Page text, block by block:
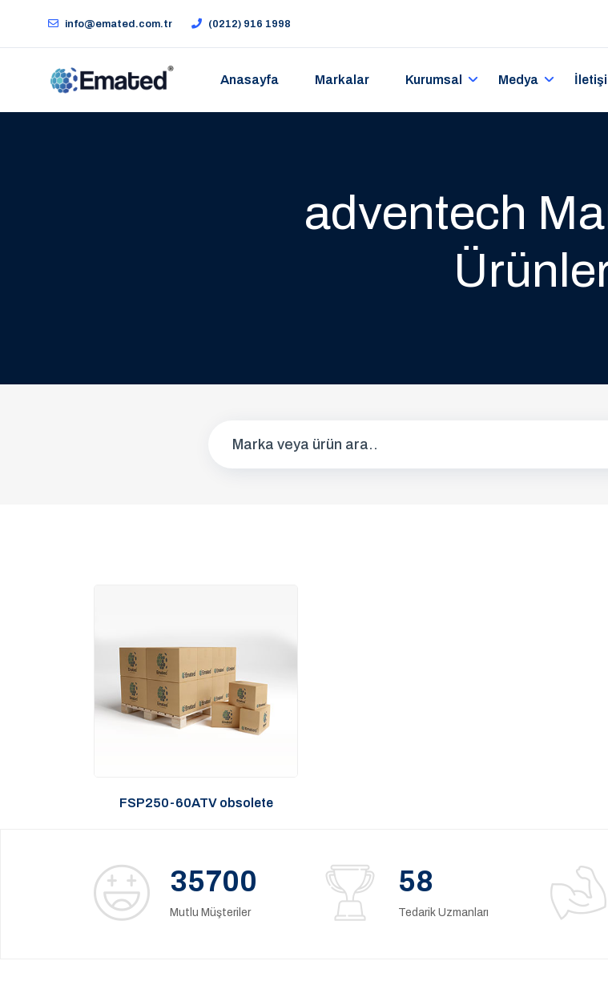
info@emated.com.tr (0212) 916 1998
Anasayfa Markalar Kurumsal Medya
adventech
FSP250-60ATV obsolete
35700
Mutlu Müşteriler
58
Tedarik Uzmanları